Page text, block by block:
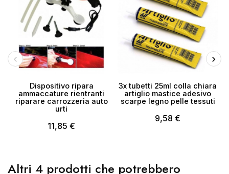
Dispositivo ripara
ammaccature rientranti
riparare carrozzeria auto
urti
11,85 €
3x tubetti 25ml colla chiara
artiglio mastice adesivo
scarpe legno pelle tessuti
9,58 €
Altri 4 prodotti che potrebbero